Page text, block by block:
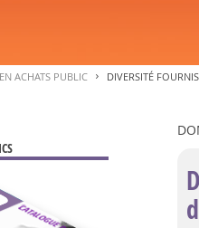
ACHATS PUBLIC > DIVERSITÉ